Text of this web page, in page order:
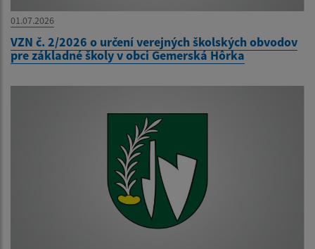
01.07.2026
VZN č. 2/2026 o určení verejných školských obvodov
pre základné školy v obci Gemerská Hôrka